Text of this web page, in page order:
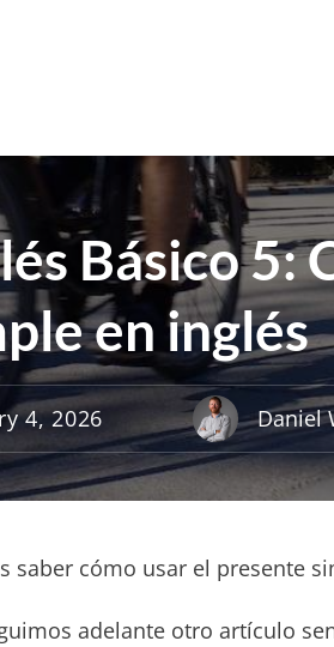
Básico 5:
en inglés
4, 2026 Daniel
saber cómo usar el presente
adelante otro artículo